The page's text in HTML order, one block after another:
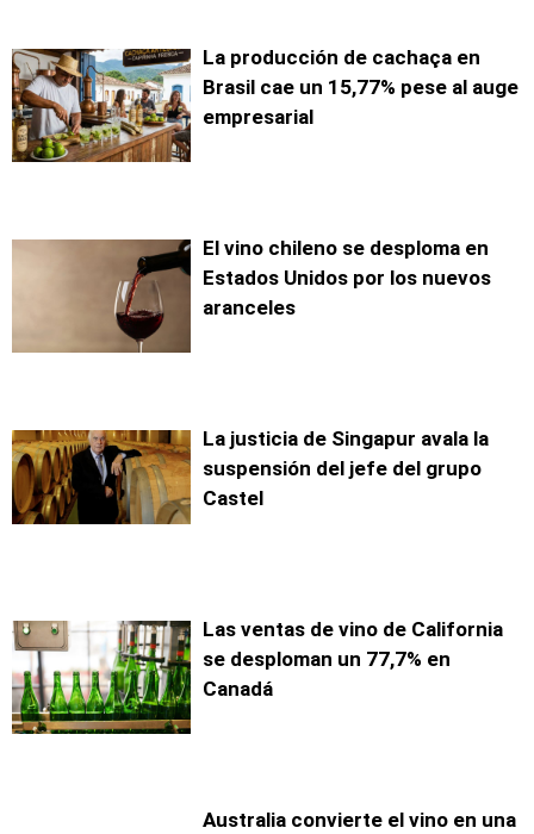
La producción de cachaça en
Brasil cae un 15,77% pese al auge
empresarial
El vino chileno se desploma en
Estados Unidos por los nuevos
aranceles
La justicia de Singapur avala la
suspensión del jefe del grupo
Castel
Las ventas de vino de California
se desploman un 77,7% en
Canadá
Australia convierte el vino en una